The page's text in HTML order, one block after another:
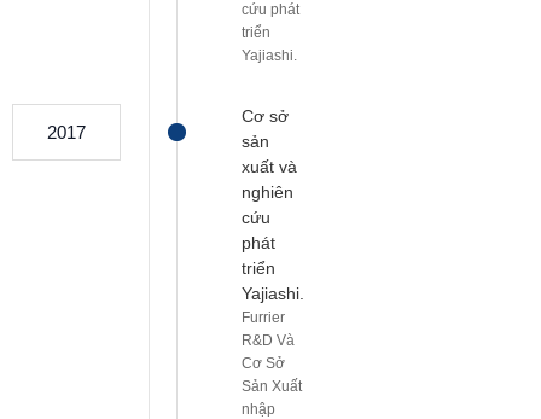
cứu phát
triển
Yajiashi.
2017
Cơ sở
sản
xuất và
nghiên
cứu
phát
triển
Yajiashi.
Furrier
R&D Và
Cơ Sở
Sản Xuất
nhập